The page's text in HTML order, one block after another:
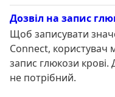
Дозвіл на запис
Щоб записувати
Connect, користувач
запис глюкози крові.
не потрібний.